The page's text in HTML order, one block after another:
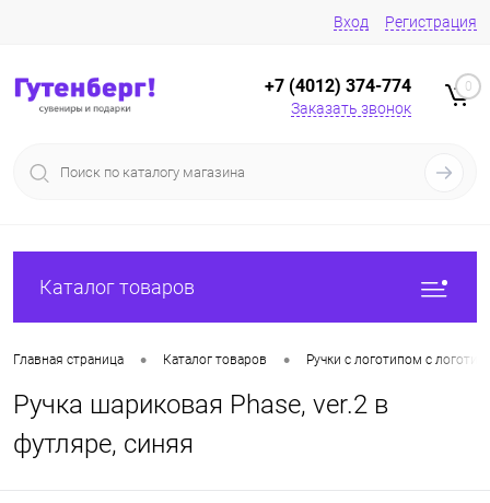
Вход Регистрация
+7 (4012) 374-774
Заказать звонок
0
Каталог товаров
Главная страница • Каталог товаров • Ручки с логотипом с
Ручка шариковая Phase, ver.2 в
футляре, синяя